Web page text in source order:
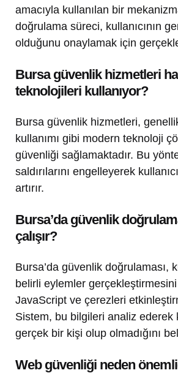
amacıyla kullanılan bir
doğrulama süreci, kullanıcının
olduğunu onaylamak için
Bursa güvenlik hizmetleri
teknolojileri kullanıyor?
Bursa güvenlik hizmetleri,
kullanımı gibi modern teknoloji
güvenliği sağlamaktadır. Bu
saldırılarını engelleyerek
artırır.
Bursa’da güvenlik
çalışır?
Bursa’da güvenlik doğrulaması,
belirli eylemler
JavaScript ve çerezleri
Sistem, bu bilgileri analiz ederek
gerçek bir kişi olup olmadığını
Web güvenliği neden